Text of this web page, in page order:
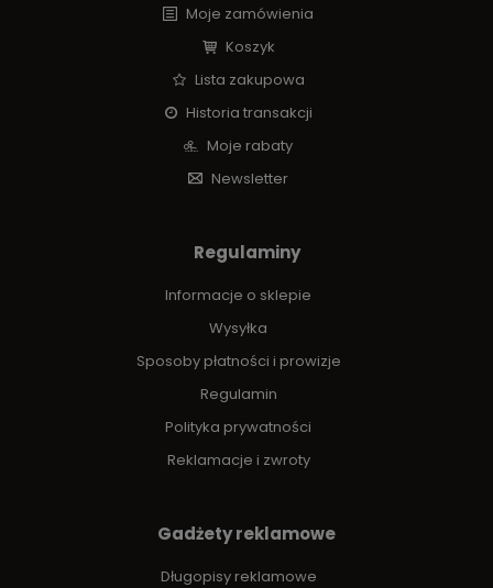
Moje zamówienia
Koszyk
Lista zakupowa
Historia transakcji
Moje rabaty
Newsletter
Regulaminy
Informacje o sklepie
Wysyłka
Sposoby płatności i prowizje
Regulamin
Polityka prywatności
Reklamacje i zwroty
Gadżety reklamowe
Długopisy reklamowe